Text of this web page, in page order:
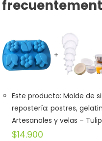
+
Este producto: Molde de
repostería: postres,
Artesanales y velas –
$14.900